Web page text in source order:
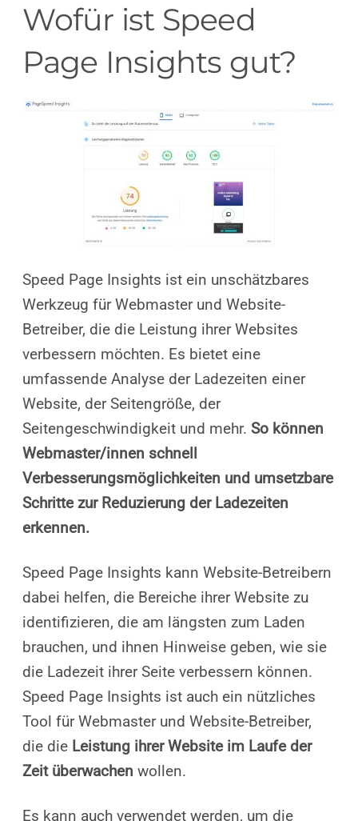
Wofür ist Speed
Page Insights gut?
Speed Page Insights ist ein unschätzbares
Werkzeug für Webmaster und Website-
Betreiber, die die Leistung ihrer Websites
verbessern möchten. Es bietet eine
umfassende Analyse der Ladezeiten einer
Website, der Seitengröße, der
Seitengeschwindigkeit und mehr.So können
Webmaster/innen schnell
Verbesserungsmöglichkeiten und umsetzbare
Schritte zur Reduzierung der Ladezeiten
erkennen.
Speed Page Insights kann Website-Betreibern
dabei helfen, die Bereiche ihrer Website zu
identifizieren, die am längsten zum Laden
brauchen, und ihnen Hinweise geben, wie sie
die Ladezeit ihrer Seite verbessern können.
Speed Page Insights ist auch ein nützliches
Tool für Webmaster und Website-Betreiber,
die die Leistung ihrer Website im Laufe der
Zeit überwachen wollen.
Es kann auch verwendet werden, um die